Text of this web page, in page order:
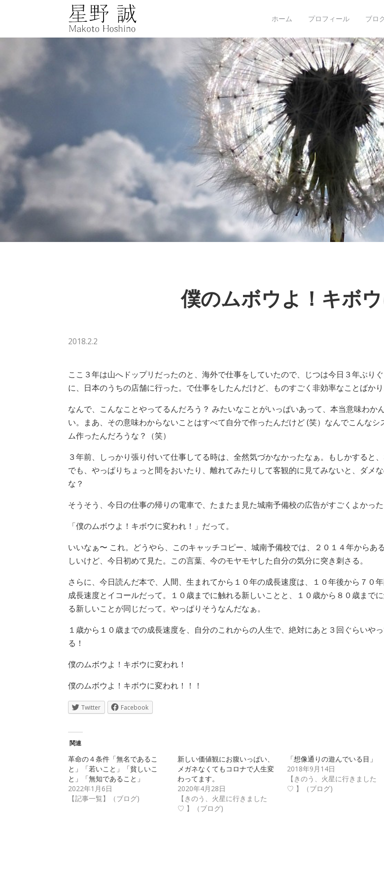
星野誠 makoto hoshino
ホーム プロフィール ブロ
僕のムボウよ！キボウ
2018.2.2
ここ３年は山へドップリだったのと、海外で仕事をしていたので、じつは今日３年ぶり
に、日本のうちの店舗に行った。で仕事をしたんだけど、ものすごく非効率なことばかり
なんで、こんなことやってるんだろう？ みたいなことがいっぱいあって、本当意味わか
い。まあ、その意味わからないことはすべて自分で作ったんだけど (笑）なんでこんなシ
ム作ったんだろうな？（笑）
３年前、しっかり張り付いて仕事してる時は、全然気づかなかったなぁ。もしかすると
でも、やっぱりちょっと間をおいたり、離れてみたりして客観的に見てみないと、ダメ
な？
そうそう、今日の仕事の帰りの電車で、たまたま見た城南予備校の広告がすごくよかった
「僕のムボウよ！キボウに変われ！」だって。
いいなぁ〜 これ。どうやら、このキャッチコピー、城南予備校では、２０１４年からあ
しいけど、今日初めて見た。この言葉、今のモヤモヤした自分の気分に突き刺さる。
さらに、今日読んだ本で、人間、生まれてから１０年の成長速度は、１０年後から７０
成長速度とイコールだって。１０歳までに触れる新しいことと、１０歳から８０歳まで
る新しいことが同じだって。やっぱりそうなんだなぁ。
１歳から１０歳までの成長速度を、自分のこれからの人生で、絶対にあと３回ぐらいや
る！
僕のムボウよ！キボウに変われ！
僕のムボウよ！キボウに変われ！！！
Twitter Facebook
関連
革命の４条件「無名であるこ
と」「若いこと」「貧しいこ
と」「無知であること」
2022年1月6日
【記事一覧】（ブログ)
新しい価値観にお腹いっぱい、
メガネなくてもコロナで人生変
わってます。
2020年4月28日
【きのう、火星に行きました
♡ 】（ブログ)
「想像通りの遊んでいる目」
2018年9月14日
【きのう、火星に行きました
♡ 】（ブログ)